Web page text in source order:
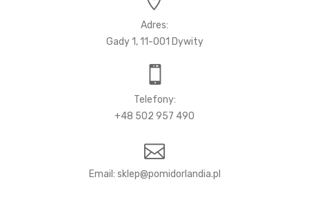
Adres:
Gady 1, 11-001 Dywity
Telefony:
+48 502 957 490
Email: